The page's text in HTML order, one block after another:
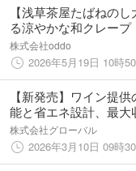
【浅草茶屋たばねの
る涼やかな和クレープ
月19日より期間限定で
シャーベットと抹茶の
株式会社oddo
2026年5月19日 10時
【新発売】ワイン提
能と省エネ設計、最大
ワインセラー「ファン
株式会社グローバル
2026年3月10日 09時